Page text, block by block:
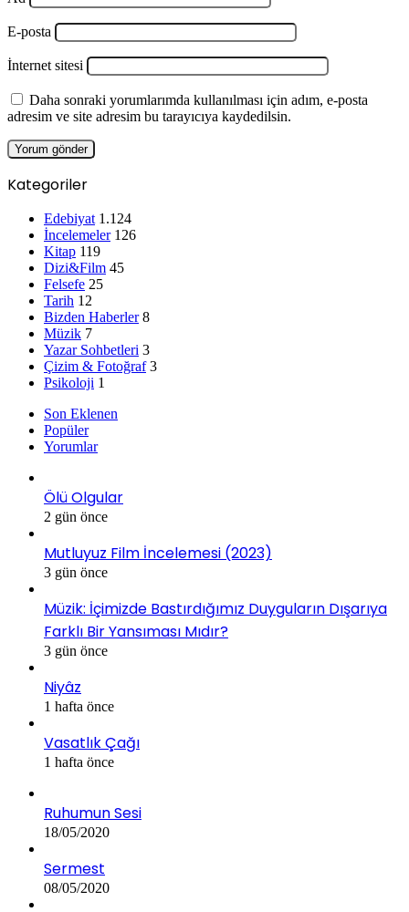
E-posta
İnternet sitesi
Daha sonraki yorumlarımda kullanılması için adım, e-posta
adresim ve site adresim bu tarayıcıya kaydedilsin.
Kategoriler
Edebiyat 1.124
İncelemeler 126
Kitap 119
Dizi&Film 45
Felsefe 25
Tarih 12
Bizden Haberler 8
Müzik 7
Yazar Sohbetleri 3
Çizim & Fotoğraf 3
Psikoloji 1
Son Eklenen
Popüler
Yorumlar
Ölü Olgular
2 gün önce
Mutluyuz Film İncelemesi (2023)
3 gün önce
Müzik: İçimizde Bastırdığımız Duyguların Dışarıya
Farklı Bir Yansıması Mıdır?
3 gün önce
Niyâz
1 hafta önce
Vasatlık Çağı
1 hafta önce
Ruhumun Sesi
18/05/2020
Sermest
08/05/2020